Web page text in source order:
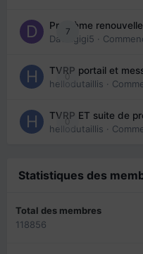
7
Problème
Davidgigi5 ·
0
TVRP portail et
hellodutaillis ·
0
TVRP ET suite de
hellodutaillis ·
Statistiques des
Total des membres
118856